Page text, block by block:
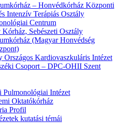
– Honvédkórház Központi
Intenzív Terápiás Osztály
Centrum
Sebészeti Osztály
(Magyar Honvédség
Országos Kardiovaszkuláris Intézet
Csoport – DPC-OHII Szent
Pulmonológiai Intézet
Oktatókórház
Profil
kutatási témái